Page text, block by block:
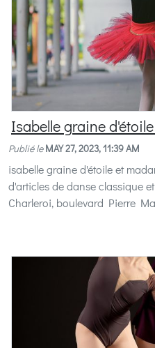
Isabelle graine
Publié le MAY 27, 2023, 11:39 AM
isabelle graine d'étoile et
d'articles de danse classique
Charleroi, boulevard Pierre